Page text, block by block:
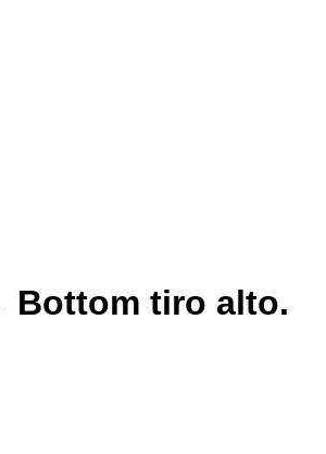
Bottom tiro alto.